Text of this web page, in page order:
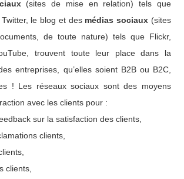
(sites de mise en relation) tels que
le blog et des médias sociaux(sites
de toute nature) tels que Flickr,
trouvent toute leur place dans la
entreprises, qu’elles soient B2B ou B2C,
! Les réseaux sociaux sont des moyens
avec les clients pour :
sur la satisfaction des clients,
clients,
clients,